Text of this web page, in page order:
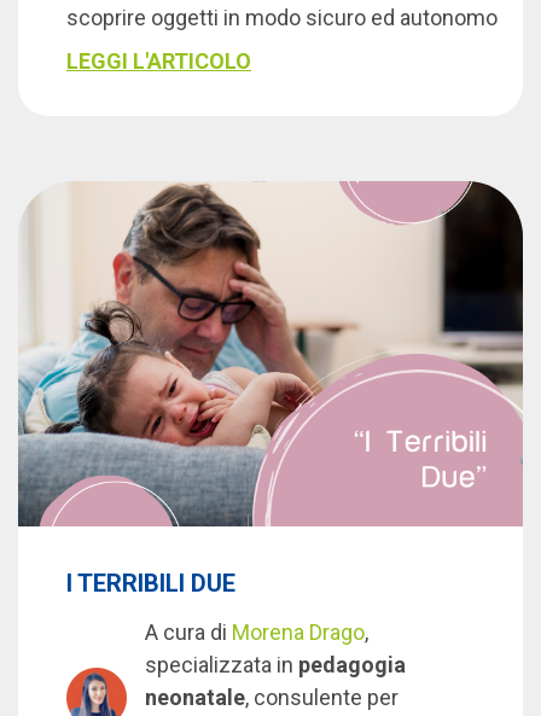
scoprire oggetti in modo sicuro ed autonomo
LEGGI L'ARTICOLO
I TERRIBILI DUE
A cura di Morena Drago,
specializzata in pedagogia
neonatale, consulente per